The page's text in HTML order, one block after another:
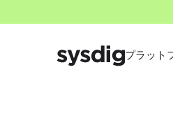
プラット